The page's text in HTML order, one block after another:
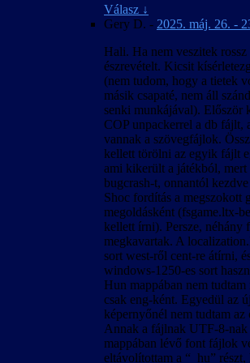
A 4:3-tól eltérő képarány
A kimerítő
időzítési hibák bizonyos
a rendszerindítás utáni
lejátszásakor.
Hogy elkerüljük a játék
fagyását és nem
felirattal lejátszott videók
billentyű le van tiltva,
videóját kivéve) nem
2007. április 25. – v1.00
A magyar szöveg a játék
alapján készült.
Igyekeztünk megőrizni a
1.0000-ás változattal is.
Ez a honosítás a
nem befolyásolja, de a
előfordulhatnak
Ennek oka valószínűleg
játék kezdésekor
névsor és a megszerzett
belekerülnek a kimentett
Válasz ↓
Gery D. - 2025. máj. 26. -
Hali. Ha nem veszitek
észrevételt. Kicsit
(nem tudom, hogy a tietek
másik csapaté, nem áll
senki munkájával). Először
COP unpackerrel a db fájlt,
vannak a szövegfájlok.
kellett törölni az egyik fájlt
ami kikerült a játékból, mert
bugcrash-t, onnantól
Shoc fordítás a megszokott
megoldásként (fsgame.ltx-
kellett írni). Persze, néhány
megkavartak. A
sort west-ről cent-re átírni,
windows-1250-es sort
Hun mappában nem
csak eng-ként. Egyedül az
képernyőnél nem tudtam az
Annak a fájlnak UTF-8-
mappában lévő font fájlok
eltávolítottam a “_hu” részt,